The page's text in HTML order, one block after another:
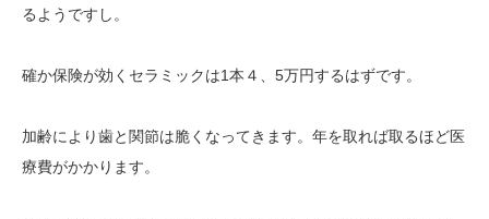
るようですし。
確か保険が効くセラミックは1本４、5万円するはずです。
加齢により歯と関節は脆くなってきます。年を取れば取るほど医
療費がかかります。